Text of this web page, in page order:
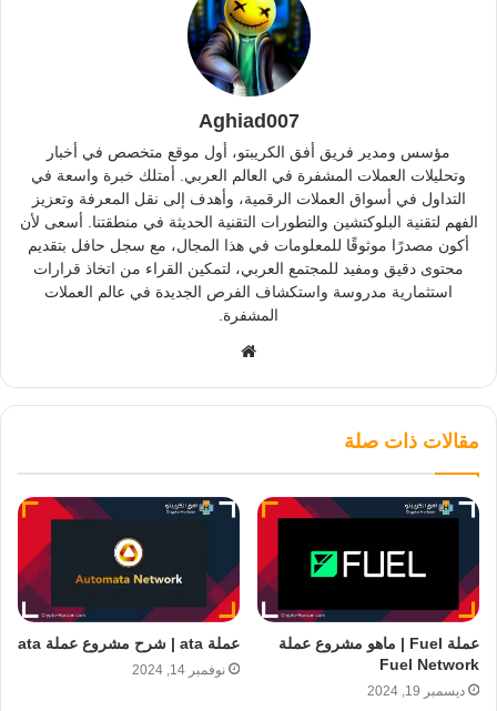
Aghiad007
مؤسس ومدير فريق أفق الكريبتو، أول موقع متخصص في أخبار
وتحليلات العملات المشفرة في العالم العربي. أمتلك خبرة واسعة في
التداول في أسواق العملات الرقمية، وأهدف إلى نقل المعرفة وتعزيز
الفهم لتقنية البلوكتشين والتطورات التقنية الحديثة في منطقتنا. أسعى لأن
أكون مصدرًا موثوقًا للمعلومات في هذا المجال، مع سجل حافل بتقديم
محتوى دقيق ومفيد للمجتمع العربي، لتمكين القراء من اتخاذ قرارات
استثمارية مدروسة واستكشاف الفرص الجديدة في عالم العملات
المشفرة.
مقالات ذات صلة
عملة Fuel | ماهو مشروع عملة
Fuel Network
ديسمبر 19, 2024
عملة ata | شرح مشروع عملة ata
نوفمبر 14, 2024